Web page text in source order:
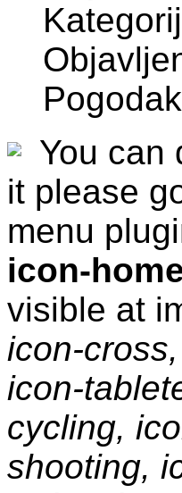
You can
it please
menu
icon-
visible at
icon-
icon-
cycling,
shooting,